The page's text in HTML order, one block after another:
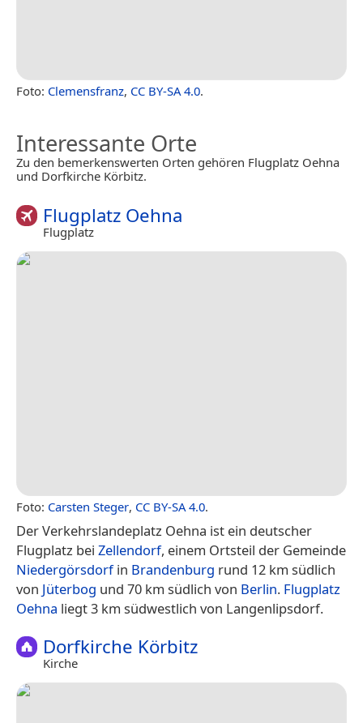
Foto: Clemensfranz, CC BY-SA 4.0.
Interessante Orte
Zu den bemerkenswerten Orten gehören Flugplatz Oehna
und Dorfkirche Körbitz.
Flugplatz Oehna
Flugplatz
Foto: Carsten Steger, CC BY-SA 4.0.
Der Verkehrslandeplatz Oehna ist ein deutscher
Flugplatz bei Zellendorf, einem Ortsteil der Gemeinde
Niedergörsdorfin Brandenburg rund 12 km südlich
von Jüterbog und 70 km südlich von Berlin. Flugplatz
Oehna liegt 3 km südwestlich von Langenlipsdorf.
Dorfkirche Körbitz
Kirche